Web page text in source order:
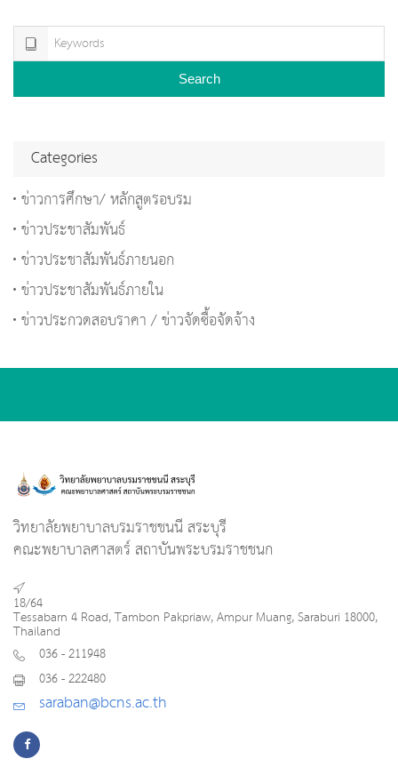
Search
Categories
ข่าวการศึกษา/ หลักสูตรอบรม
ข่าวประชาสัมพันธ์
ข่าวประชาสัมพันธ์ภายนอก
ข่าวประชาสัมพันธ์ภายใน
ข่าวประกวดสอบราคา / ข่าวจัดซื้อจัดจ้าง
วิทยาลัยพยาบาลบรมราชชนนี สระบุรี
คณะพยาบาลศาสตร์ สถาบันพระบรมราชชนก
18/64
Tessabarn 4 Road, Tambon Pakpriaw, Ampur Muang, Saraburi 18000,
Thailand
036 - 211948
036 - 222480
saraban@bcns.ac.th